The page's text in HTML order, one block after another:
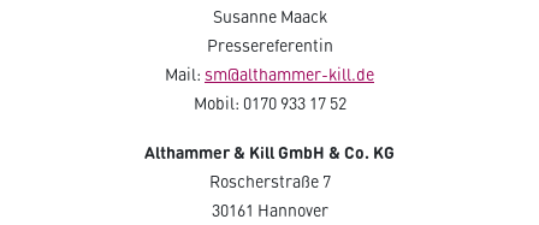
Susanne Maack
Pressereferentin
Mail: sm@althammer-kill.de
Mobil: 0170 933 17 52
Althammer & Kill GmbH & Co. KG
Roscherstraße 7
30161 Hannover